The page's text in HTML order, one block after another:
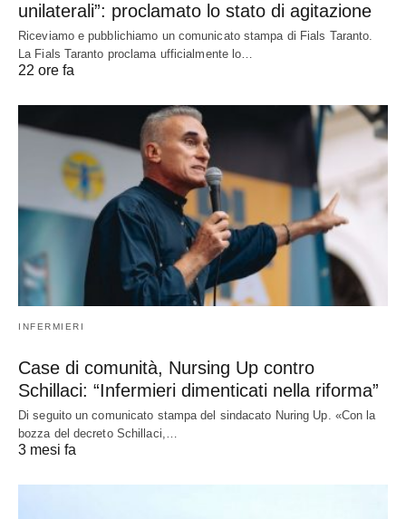
unilaterali”: proclamato lo stato di agitazione
Riceviamo e pubblichiamo un comunicato stampa di Fials Taranto.
La Fials Taranto proclama ufficialmente lo…
22 ore fa
INFERMIERI
Case di comunità, Nursing Up contro
Schillaci: “Infermieri dimenticati nella riforma”
Di seguito un comunicato stampa del sindacato Nuring Up. «Con la
bozza del decreto Schillaci,…
3 mesi fa